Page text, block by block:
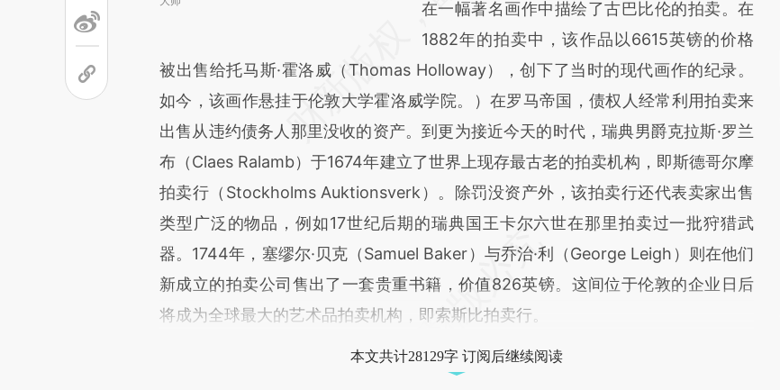
在一幅著名画作中描绘了古巴比伦的拍卖。在
1882年的拍卖中，该作品以6615英镑的价格
被出售给托马斯·霍洛威（Thomas Holloway），创下了当时的现代画作的纪录。
如今，该画作悬挂于伦敦大学霍洛威学院。）在罗马帝国，债权人经常利用拍卖来
出售从违约债务人那里没收的资产。到更为接近今天的时代，瑞典男爵克拉斯·罗兰
布（Claes Ralamb）于1674年建立了世界上现存最古老的拍卖机构，即斯德哥尔摩
拍卖行（Stockholms Auktionsverk）。除罚没资产外，该拍卖行还代表卖家出售
类型广泛的物品，例如17世纪后期的瑞典国王卡尔六世在那里拍卖过一批狩猎武
器。1744年，塞缪尔·贝克（Samuel Baker）与乔治·利（George Leigh）则在他们
新成立的拍卖公司售出了一套贵重书籍，价值826英镑。这间位于伦敦的企业日后
将成为全球最大的艺术品拍卖机构，即索斯比拍卖行。
本文共计28129字 订阅后继续阅读